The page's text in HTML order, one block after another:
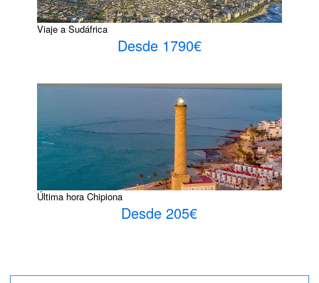
Viaje a Sudáfrica
Desde 1790€
Última hora Chipiona
Desde 205€